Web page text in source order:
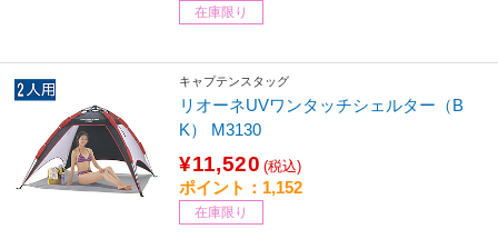
在庫限り
キャプテンスタッグ
リオーネUVワンタッチシェルター（B
K） M3130
¥11,520 (税込)
ポイント：1,152
在庫限り